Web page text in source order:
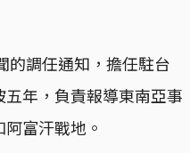
的調任通知，擔任駐台
年，負責報導東南亞事
富汗戰地。